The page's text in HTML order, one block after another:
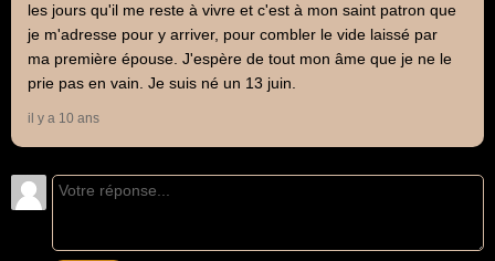
les jours qu'il me reste à vivre et c'est à mon saint patron que
je m'adresse pour y arriver, pour combler le vide laissé par
ma première épouse. J'espère de tout mon âme que je ne le
prie pas en vain. Je suis né un 13 juin.
il y a 10 ans